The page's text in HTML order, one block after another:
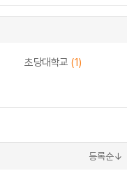
초당대학교 (1)
등록순↓